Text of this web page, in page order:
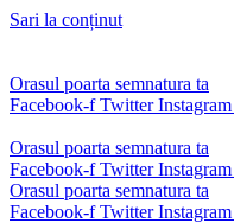
Sari la conținut
Orasul poarta semnatura ta
Facebook-f Twitter Instagram
Orasul poarta semnatura ta
Facebook-f Twitter Instagram
Orasul poarta semnatura ta
Facebook-f Twitter Instagram